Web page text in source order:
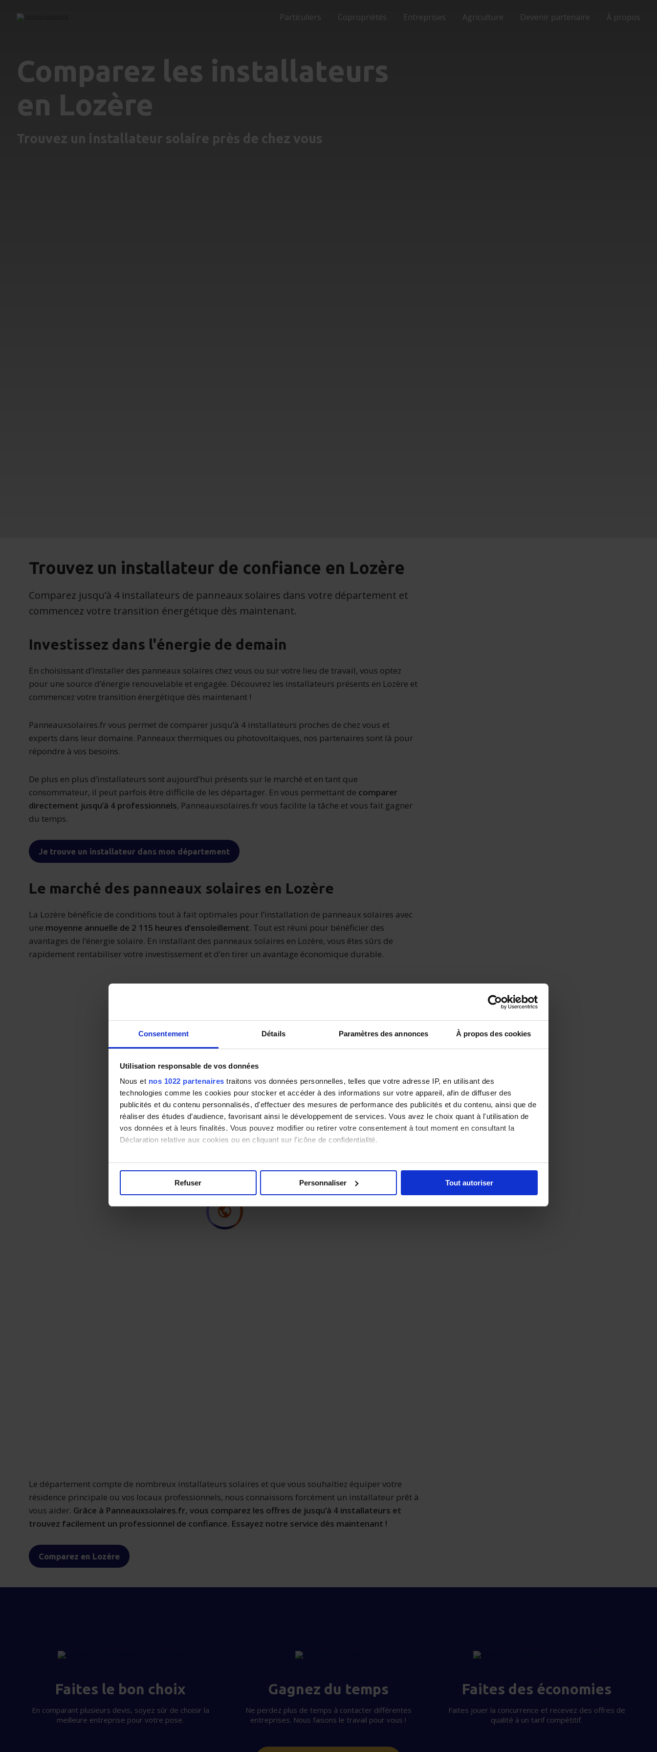
Consentement Détails Paramètres des annonces À propos des cookies
Utilisation responsable de vos données
Nous et nos 1022 partenaires traitons vos données personnelles, telles que votre adresse IP, en utilisant des
technologies comme les cookies pour stocker et accéder à des informations sur votre appareil, afin de diffuser des
publicités et du contenu personnalisés, d'effectuer des mesures de performance des publicités et du contenu, ainsi que de
réaliser des études d’audience, favorisant ainsi le développement de services. Vous avez le choix quant à l'utilisation de
vos données et à leurs finalités. Vous pouvez modifier ou retirer votre consentement à tout moment en consultant la
Déclaration relative aux cookies ou en cliquant sur l'icône de confidentialité.
Si vous le permettez, nous aimerions également :
Identifier votre appareil en l'analysant activement pour en relever les caractéristiques spécifiques (empreintes
Pour en savoir plus sur le traitement de vos données personnelles et définir vos préférences, reportez-vous à la
. Vous pouvez modifier ou retirer votre consentement à tout moment à partir de la déclaration sur les cookies.
Refuser Personnaliser Tout autoriser
Particuliers Copropriétés Entreprises Agriculture Devenir partenaire À propos
Comparez les installateurs
en Lozère
Trouvez un installateur solaire près de chez vous
Trouvez un installateur de confiance en Lozère
Comparez jusqu’à 4 installateurs de panneaux solaires dans votre département et
commencez votre transition énergétique dès maintenant.
Investissez dans l'énergie de demain
En choisissant d’installer des panneaux solaires chez vous ou sur votre lieu de travail, vous optez
pour une source d’énergie renouvelable et engagée. Découvrez les installateurs présents en Lozère et
commencez votre transition énergétique dès maintenant !
Panneauxsolaires.fr vous permet de comparer jusqu’à 4 installateurs proches de chez vous et
experts dans leur domaine. Panneaux thermiques ou photovoltaïques, nos partenaires sont là pour
répondre à vos besoins.
De plus en plus d’installateurs sont aujourd’hui présents sur le marché et en tant que
consommateur, il peut parfois être difficile de les départager. En vous permettant de comparer
directement jusqu’à 4 professionnels, Panneauxsolaires.fr vous facilite la tâche et vous fait gagner
du temps.
Je trouve un installateur dans mon département
Le marché des panneaux solaires en Lozère
La Lozère bénéficie de conditions tout à fait optimales pour l’installation de panneaux solaires avec
une moyenne annuelle de 2 115 heures d’ensoleillement. Tout est réuni pour bénéficier des
avantages de l’énergie solaire. En installant des panneaux solaires en Lozère, vous êtes sûrs de
rapidement rentabiliser votre investissement et d’en tirer un avantage économique durable.
Le département compte de nombreux installateurs solaires et que vous souhaitiez équiper votre
résidence principale ou vos locaux professionnels, nous connaissons forcément un installateur prêt à
vous aider. Grâce à Panneauxsolaires.fr, vous comparez les offres de jusqu’à 4 installateurs et
trouvez facilement un professionnel de confiance. Essayez notre service dès maintenant !
Comparez en Lozère
Faites le bon choix
En comparant plusieurs devis, soyez sûr de choisir la
meilleure entreprise pour votre pose.
Gagnez du temps
Ne perdez plus de temps à contacter différentes
entreprises. Nous faisons le travail pour vous !
Faites des économies
Faites jouer la concurrence et recevez des offres de
qualité à un tarif compétitif.